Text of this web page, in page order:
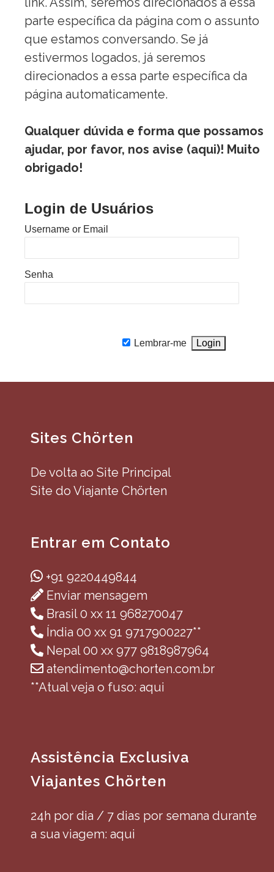
parte específica da página com o assunto
que estamos conversando. Se já
estivermos logados, já seremos
direcionados a essa parte específica da
página automaticamente.
Qualquer dúvida e forma que possamos
ajudar, por favor, nos avise (aqui)! Muito
obrigado!
Login de Usuários
Username or Email
Senha
Lembrar-me
Sites Chörten
De volta ao Site Principal
Site do Viajante Chörten
Entrar em Contato
+91 9220449844
Enviar mensagem
Brasil 0 xx 11 968270047
Índia 00 xx 91 9717900227**
Nepal 00 xx 977 9818987964
atendimento@chorten.com.br
**Atual veja o fuso: aqui
Assistência Exclusiva
Viajantes Chörten
24h por dia / 7 dias por semana durante
a sua viagem: aqui